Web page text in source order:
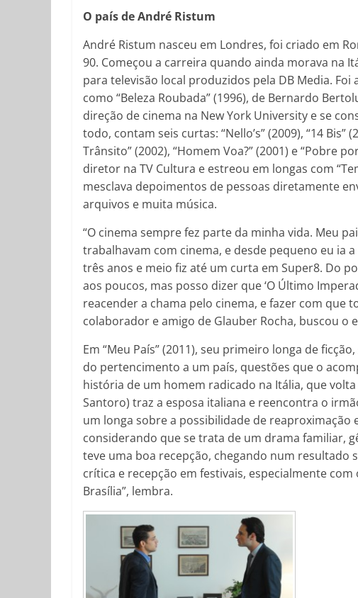
O país de André Ristum
André Ristum nasceu em Londres, foi criado em
90. Começou a carreira quando ainda morava na
para televisão local produzidos pela DB Media.
como “Beleza Roubada” (1996), de Bernardo
direção de cinema na New York University e se
todo, contam seis curtas: “Nello’s” (2009), “14 Bis”
Trânsito” (2002), “Homem Voa?” (2001) e “Pobre
diretor na TV Cultura e estreou em longas com
mesclava depoimentos de pessoas diretamente
arquivos e muita música.
“O cinema sempre fez parte da minha vida. Meu
trabalhavam com cinema, e desde pequeno eu ia
três anos e meio fiz até um curta em Super8. Do
aos poucos, mas posso dizer que ‘O Último
reacender a chama pelo cinema, e fazer com que
colaborador e amigo de Glauber Rocha, buscou
Em “Meu País” (2011), seu primeiro longa de
do pertencimento a um país, questões que o
história de um homem radicado na Itália, que
Santoro) traz a esposa italiana e reencontra o
um longa sobre a possibilidade de reaproximação
considerando que se trata de um drama familiar,
teve uma boa recepção, chegando num
crítica e recepção em festivais, especialmente
Brasília”, lembra.